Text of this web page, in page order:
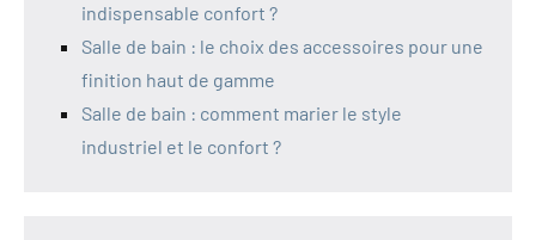
indispensable confort ?
Salle de bain : le choix des accessoires pour une
finition haut de gamme
Salle de bain : comment marier le style
industriel et le confort ?